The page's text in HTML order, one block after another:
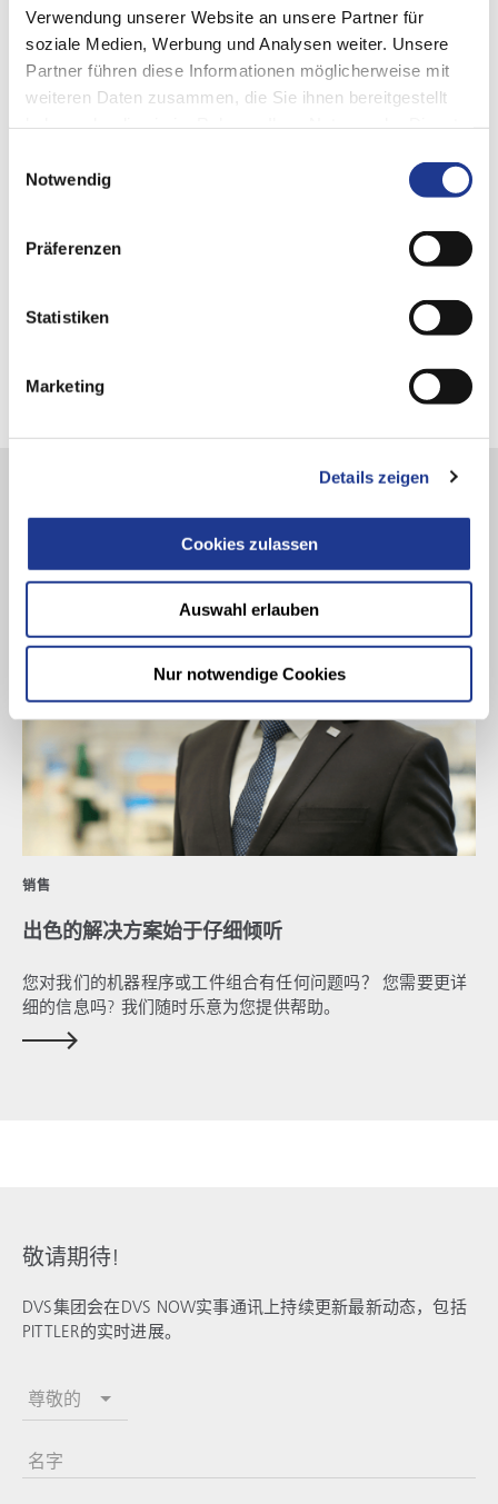
Verwendung unserer Website an unsere Partner für
soziale Medien, Werbung und Analysen weiter. Unsere
Partner führen diese Informationen möglicherweise mit
weiteren Daten zusammen, die Sie ihnen bereitgestellt
Notwendig
Präferenzen
Statistiken
Marketing
Details zeigen
Cookies zulassen
Auswahl erlauben
Nur notwendige Cookies
結合並利用專業知識
無論是在電動車轉子軸領域，還是在風力渦輪機關鍵零件的
製造解決方案方面，專業知識的結合都能產生獨特的協同效
應和創新.
销售
出色的解决方案始于仔细倾听
您对我们的机器程序或工件组合有任何问题吗？ 您需要更详
细的信息吗? 我们随时乐意为您提供帮助。
敬请期待!
DVS集团会在DVS NOW实事通讯上持续更新最新动态，包括
PITTLER的实时进展。
尊敬的
名字